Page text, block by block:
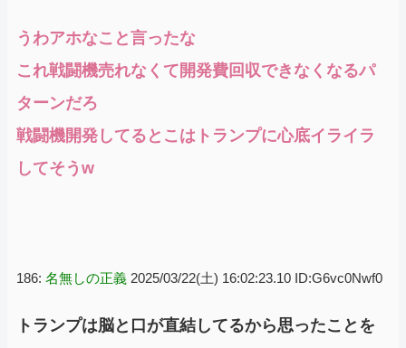
うわアホなこと言ったな
これ戦闘機売れなくて開発費回収できなくなるパ
ターンだろ
戦闘機開発してるとこはトランプに心底イライラ
してそうw
186: 名無しの正義 2025/03/22(土) 16:02:23.10 ID:G6vc0Nwf0
トランプは脳と口が直結してるから思ったことを